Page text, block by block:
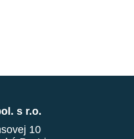
s r.o.
10